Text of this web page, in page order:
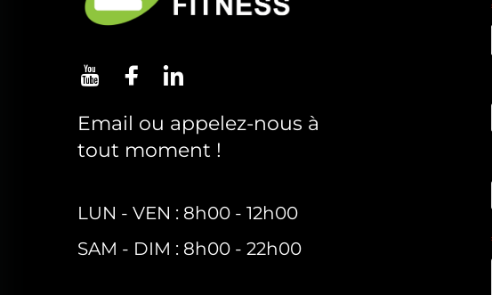
Email ou appelez-nous à
tout moment !
LUN - VEN : 8h00 - 12h00
SAM - DIM : 8h00 - 22h00